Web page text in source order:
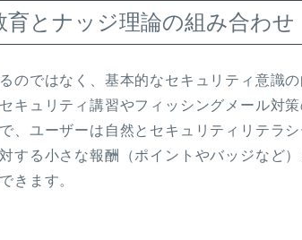
育とナッジ理論の組み合わせ
のではなく、基本的なセキュリティ意識
キュリティ講習やフィッシングメール対
、ユーザーは自然とセキュリティリテラシ
する小さな報酬（ポイントやバッジなど
きます。